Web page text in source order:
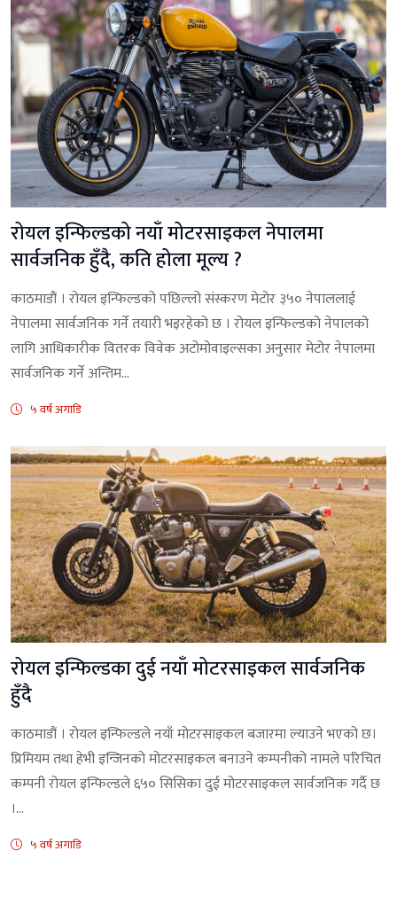
रोयल इन्फिल्डको नयाँ मोटरसाइकल नेपालमा
सार्वजनिक हुँदै, कति होला मूल्य ?
काठमाडौं । रोयल इन्फिल्डको पछिल्लो संस्करण मेटोर ३५० नेपाललाई
नेपालमा सार्वजनिक गर्ने तयारी भइरहेको छ । रोयल इन्फिल्डको नेपालको
लागि आधिकारीक वितरक विवेक अटोमोवाइल्सका अनुसार मेटोर नेपालमा
सार्वजनिक गर्ने अन्तिम...
५ वर्ष अगाडि
रोयल इन्फिल्डका दुई नयाँ मोटरसाइकल सार्वजनिक
हुँदै
काठमाडौं । रोयल इन्फिल्डले नयाँ मोटरसाइकल बजारमा ल्याउने भएको छ।
प्रिमियम तथा हेभी इन्जिनको मोटरसाइकल बनाउने कम्पनीको नामले परिचित
कम्पनी रोयल इन्फिल्डले ६५० सिसिका दुई मोटरसाइकल सार्वजनिक गर्दै छ
।...
५ वर्ष अगाडि